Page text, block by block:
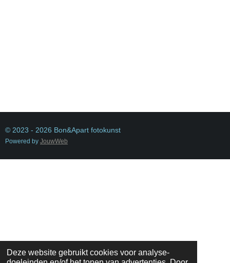
Deze website gebruikt cookies voor analyse-
© 2023 - 2026 Bon&Apart fotokunst
Powered by JouwWeb